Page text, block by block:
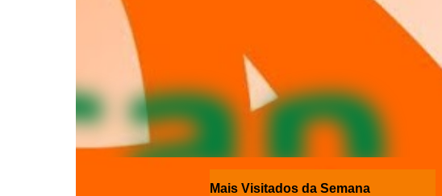
Mais Visitados da Semana